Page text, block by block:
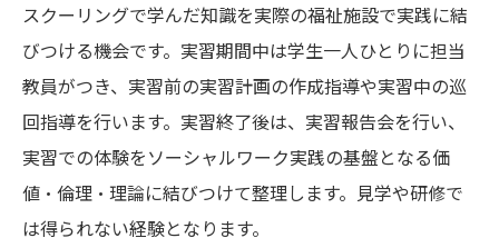
スクーリングで学んだ知識を実際の福祉施設で実践に結
びつける機会です。実習期間中は学生一人ひとりに担当
教員がつき、実習前の実習計画の作成指導や実習中の巡
回指導を行います。実習終了後は、実習報告会を行い、
実習での体験をソーシャルワーク実践の基盤となる価
値・倫理・理論に結びつけて整理します。見学や研修で
は得られない経験となります。